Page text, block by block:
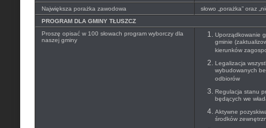
Największa porażka zawodowa
słowo „porażka” oraz
PROGRAM DLA GMINY TŁUSZCZ
Proszę opisać w 100 słowach program wyborczy dla
naszej gminy
Uporządkowanie
gminie
kierunków
Legalizacja
wybudowanych
odbiorów
Regulacja stanu
będących we
Aktywne
środków